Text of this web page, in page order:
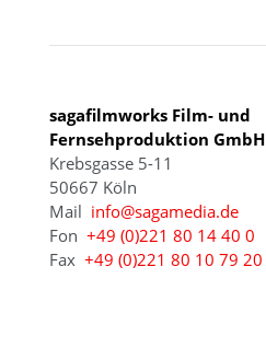
sagafilmworks Film- und
Fernsehproduktion GmbH
Krebsgasse 5-11
50667 Köln
Mail info@sagamedia.de
Fon +49 (0)221 80 14 40 0
Fax +49 (0)221 80 10 79 20